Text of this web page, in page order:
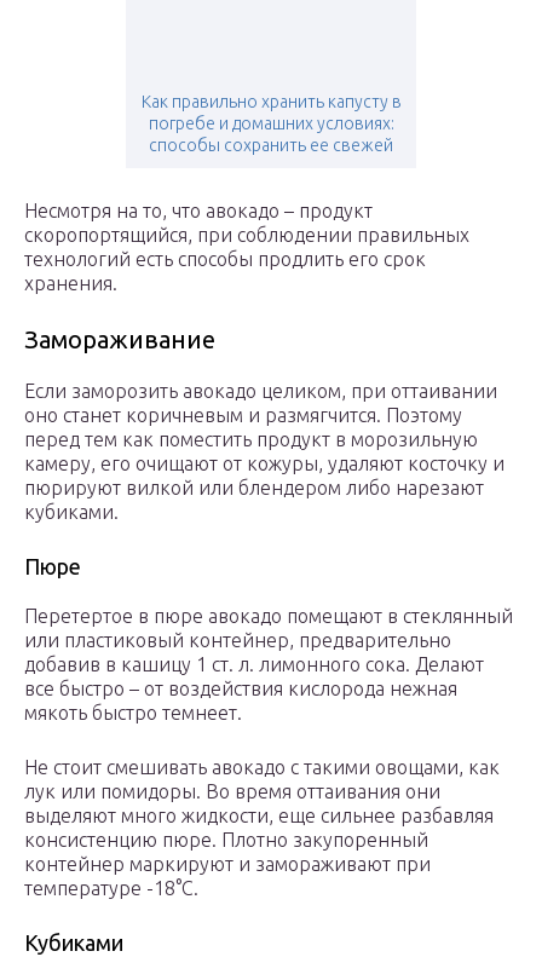
Как правильно хранить капусту в
погребе и домашних условиях:
способы сохранить ее свежей
Несмотря на то, что авокадо – продукт
скоропортящийся, при соблюдении правильных
технологий есть способы продлить его срок
хранения.
Замораживание
Если заморозить авокадо целиком, при оттаивании
оно станет коричневым и размягчится. Поэтому
перед тем как поместить продукт в морозильную
камеру, его очищают от кожуры, удаляют косточку и
пюрируют вилкой или блендером либо нарезают
кубиками.
Пюре
Перетертое в пюре авокадо помещают в стеклянный
или пластиковый контейнер, предварительно
добавив в кашицу 1 ст. л. лимонного сока. Делают
все быстро – от воздействия кислорода нежная
мякоть быстро темнеет.
Не стоит смешивать авокадо с такими овощами, как
лук или помидоры. Во время оттаивания они
выделяют много жидкости, еще сильнее разбавляя
консистенцию пюре. Плотно закупоренный
контейнер маркируют и замораживают при
температуре -18°C.
Кубиками